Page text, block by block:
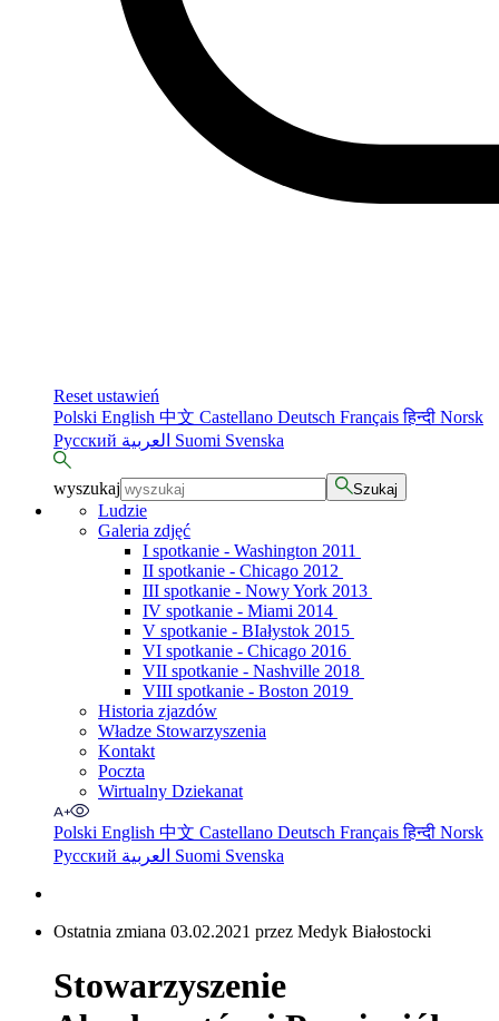
Reset ustawień
Polski English 中文 Castellano Deutsch Françaisहिन्दी Norsk
Русский
Suomi Svenska
wyszukaj Szukaj
Ludzie
Galeria zdjęć
I spotkanie - Washington 2011
II spotkanie - Chicago 2012
III spotkanie - Nowy York 2013
IV spotkanie - Miami 2014
V spotkanie - BIałystok 2015
VI spotkanie - Chicago 2016
VII spotkanie - Nashville 2018
VIII spotkanie - Boston 2019
Historia zjazdów
Władze Stowarzyszenia
Kontakt
Poczta
Wirtualny Dziekanat
Polski English 中文 Castellano Deutsch Françaisहिन्दी Norsk
Русский
Suomi Svenska
Ostatnia zmiana 03.02.2021 przez Medyk Białostocki
Stowarzyszenie